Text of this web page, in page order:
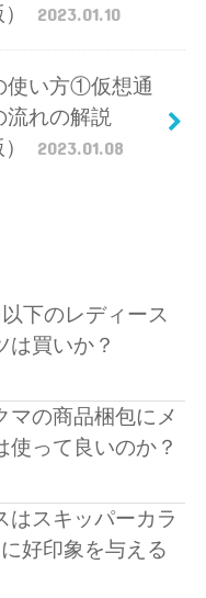
2023.01.10
使い方①仮想通
流れの解説
2023.01.08
下のレディース
は買いか？
マの商品梱包にメ
使って良いのか？
はスキッパーカラ
好印象を与える